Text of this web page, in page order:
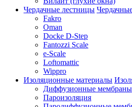
Чердачные лестницы
Fakro
Oman
Docke D-Step
Fantozzi Scale
e-Scale
Loftomattic
Wippro
Изоляционные материалы
Диффузионные мембраны
Пароизоляция